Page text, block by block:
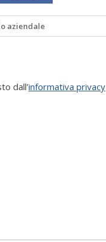
aziendale
dall’informativa privacy